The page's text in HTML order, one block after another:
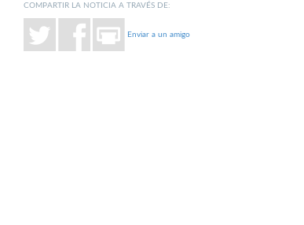
COMPARTIR LA NOTICIA A TRAVÉS DE:
Enviar a un amigo